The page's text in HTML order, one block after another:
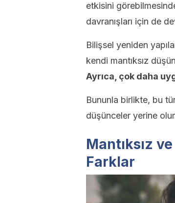
etkisini
davranışları için de
Bilişsel yeniden
kendi mantıksız
Ayrıca, çok daha
Bununla birlikte, bu
düşünceler yerine
Mantıksız
Farklar